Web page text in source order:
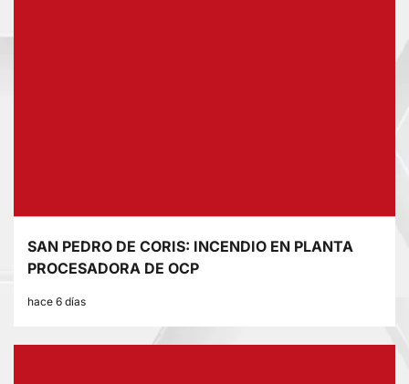
SAN PEDRO DE CORIS: INCENDIO EN PLANTA
PROCESADORA DE OCP
hace 6 días